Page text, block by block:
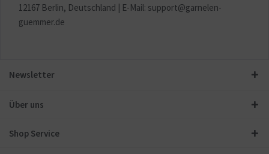
12167 Berlin, Deutschland | E-Mail: support@garnelen-
guemmer.de
Newsletter
Über uns
Shop Service